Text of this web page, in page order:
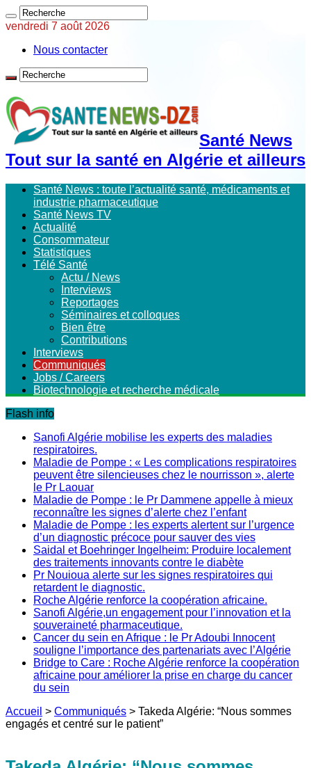
vendredi 7 août 2026
Nous contacter
Santé News
Tout sur la santé en Algérie et ailleurs
Santé News : toute l’actualité santé, médicaments et
industrie pharmaceutique
Santé News TV
Actualité
Consommateur
Statistiques
Télé Santé
Actu / News
Interviews
Reportages
Séminaires et colloques
Bien être
Contributions
Interviews
Communiqués
Jobs / Careers
Biotechnologie et recherche médicale
Flash info
Sanofi Algérie mobilise les experts des maladies
respiratoires.
Maladie de Pompe : « Les complications respiratoires
peuvent être silencieuses chez le nourrisson », alerte
le Pr Laouar
Maladie de Pompe : le Pr Dammene appelle à mieux
reconnaître les signes d’alerte chez l’enfant
Maladie de Pompe : les experts alertent sur l’urgence
d’un diagnostic précoce pour sauver des vies
Saidal et Boehringer Ingelheim: Produire localement
des traitements innovants contre le diabète
Pr Nouioua alerte sur les signes respiratoires qui
retardent le diagnostic.
Roche Algérie renforce la coopération africaine.
Sanofi Algérie,un engagement pour l’innovation et la
souveraineté pharmaceutique.
Cancer du sein en Afrique : le Pr Adoubi Innocent
souligne l’importance des partenariats avec l’Algérie
Bridge to Care : Roche Algérie renforce la coopération
africaine pour améliorer la prise en charge du cancer
du sein
Accueil > Communiqués > Takeda Algérie: “Nous sommes
engagés et centré sur le patient”